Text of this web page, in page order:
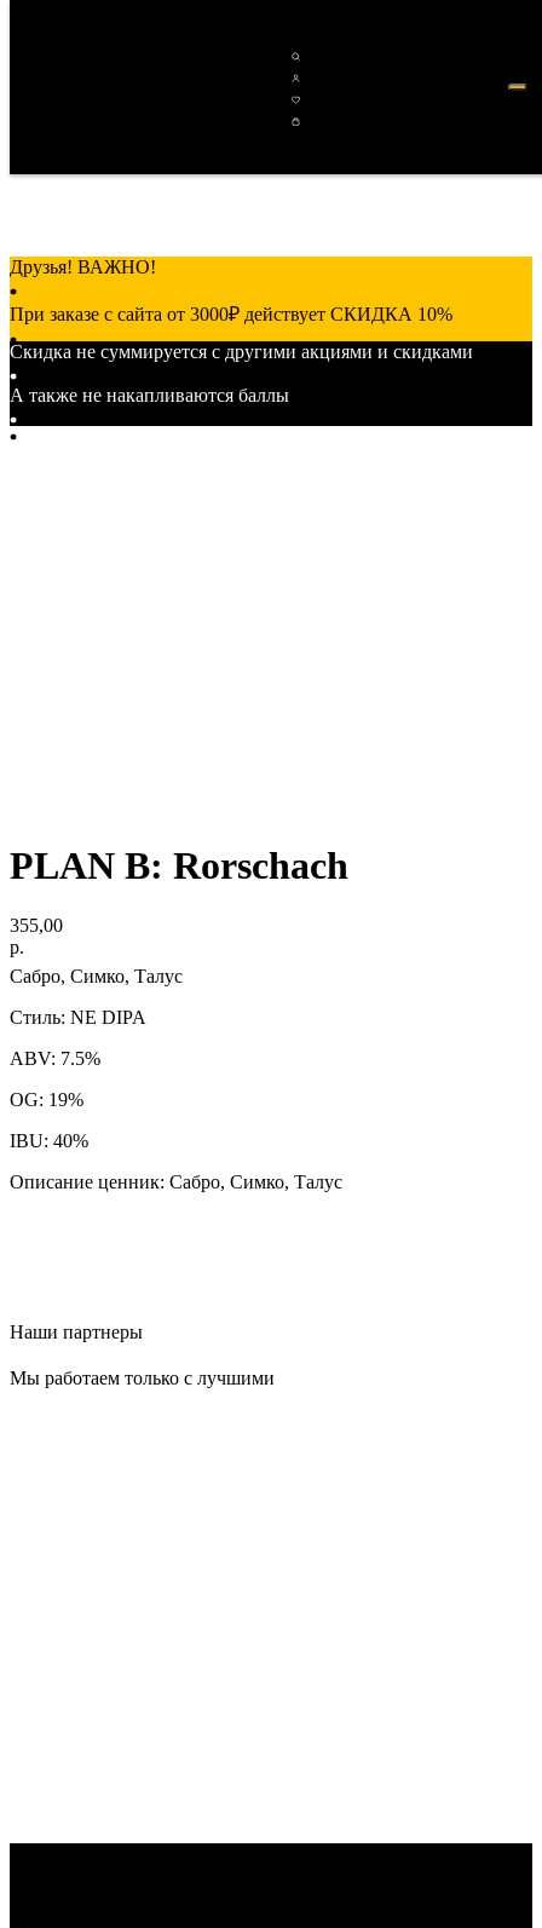
Друзья! ВАЖНО!
При заказе с сайта от 3000₽ действует СКИДКА 10%
от 7000₽ действует СКИДКА 15%
Скидка не суммируется с другими акциями и скидками
А также не накапливаются баллы
PLAN B: Rorschach
355,00
р.
Сабро, Симко, Талус
Стиль: NE DIPA
ABV: 7.5%
OG: 19%
IBU: 40%
Описание ценник: Сабро, Симко, Талус
Наши партнеры
Мы работаем только с лучшими